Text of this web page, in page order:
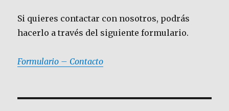
Si quieres contactar con nosotros, podrás
hacerlo a través del siguiente formulario.
Formulario – Contacto